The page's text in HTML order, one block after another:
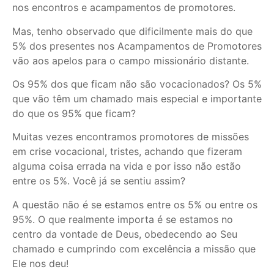
nos encontros e acampamentos de promotores.
Mas, tenho observado que dificilmente mais do que
5% dos presentes nos Acampamentos de Promotores
vão aos apelos para o campo missionário distante.
Os 95% dos que ficam não são vocacionados? Os 5%
que vão têm um chamado mais especial e importante
do que os 95% que ficam?
Muitas vezes encontramos promotores de missões
em crise vocacional, tristes, achando que fizeram
alguma coisa errada na vida e por isso não estão
entre os 5%. Você já se sentiu assim?
A questão não é se estamos entre os 5% ou entre os
95%. O que realmente importa é se estamos no
centro da vontade de Deus, obedecendo ao Seu
chamado e cumprindo com excelência a missão que
Ele nos deu!